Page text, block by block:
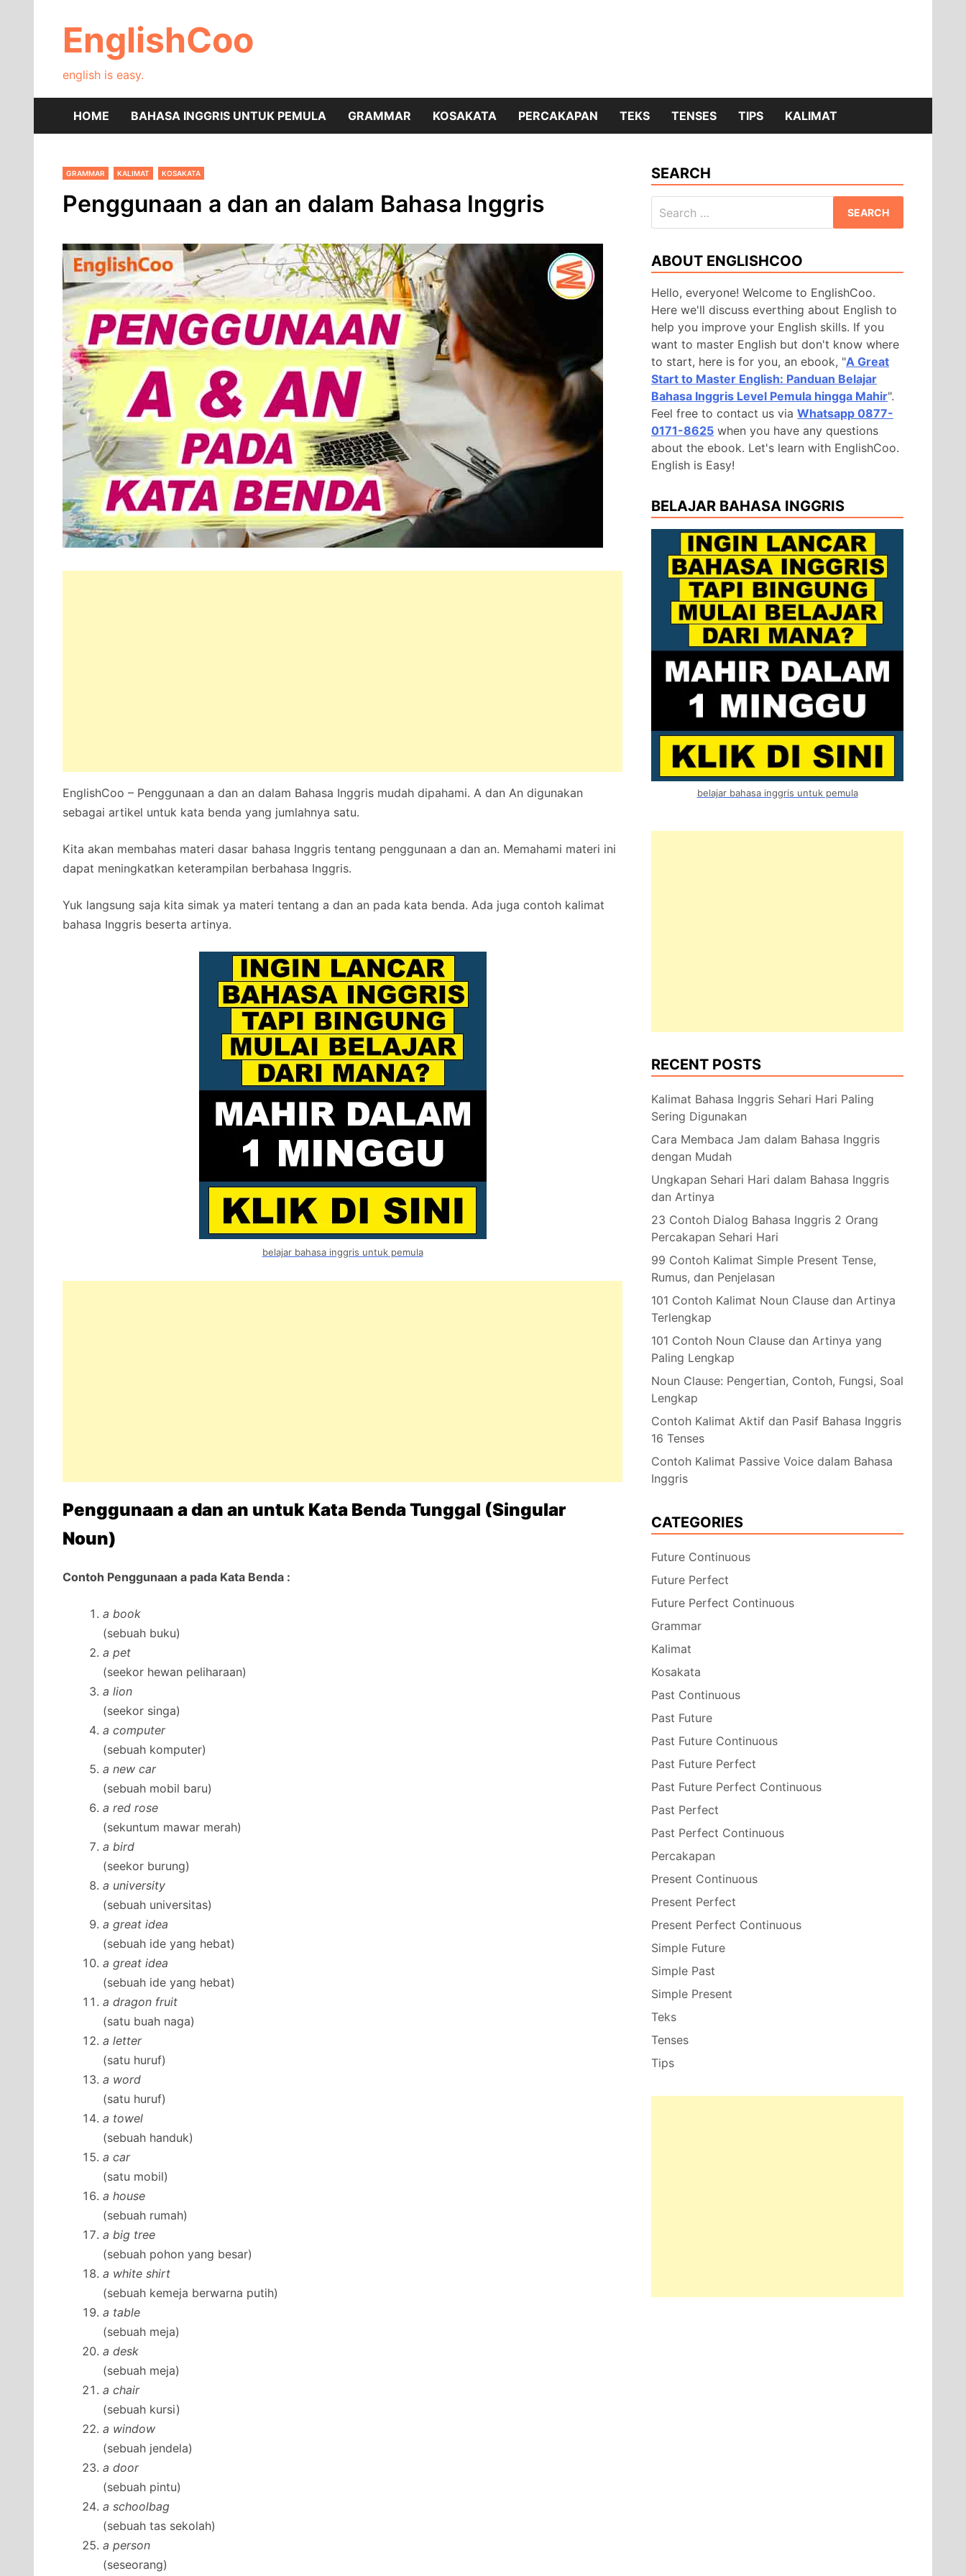
contentEnglishCoo
english is easy.
HOME BAHASA INGGRIS UNTUK PEMULA GRAMMAR KOSAKATA PERCAKAPAN TEKS TENSES TIPS KALIMAT
GRAMMAR KALIMAT KOSAKATA
Penggunaan a dan an dalam Bahasa Inggris
EnglishCoo – Penggunaan a dan an dalam Bahasa Inggris mudah dipahami. A dan An digunakan
sebagai artikel untuk kata benda yang jumlahnya satu.
Kita akan membahas materi dasar bahasa Inggris tentang penggunaan a dan an. Memahami materi ini
dapat meningkatkan keterampilan berbahasa Inggris.
Yuk langsung saja kita simak ya materi tentang a dan an pada kata benda. Ada juga contoh kalimat
bahasa Inggris beserta artinya.
belajar bahasa inggris untuk pemula
Penggunaan a dan an untuk Kata Benda Tunggal (Singular
Noun)
Contoh Penggunaan a pada Kata Benda :
a book
(sebuah buku)
a pet
(seekor hewan peliharaan)
a lion
(seekor singa)
a computer
(sebuah komputer)
a new car
(sebuah mobil baru)
a red rose
(sekuntum mawar merah)
a bird
(seekor burung)
a university
(sebuah universitas)
a great idea
(sebuah ide yang hebat)
a great idea
(sebuah ide yang hebat)
a dragon fruit
(satu buah naga)
a letter
(satu huruf)
a word
(satu huruf)
a towel
(sebuah handuk)
a car
(satu mobil)
a house
(sebuah rumah)
a big tree
(sebuah pohon yang besar)
a white shirt
(sebuah kemeja berwarna putih)
a table
(sebuah meja)
a desk
(sebuah meja)
a chair
(sebuah kursi)
a window
(sebuah jendela)
a door
(sebuah pintu)
a schoolbag
(sebuah tas sekolah)
a person
(seseorang)
SEARCH
for:
ABOUT ENGLISHCOO
Hello, everyone! Welcome to EnglishCoo.
Here we'll discuss everthing about English to
help you improve your English skills. If you
want to master English but don't know where
to start, here is for you, an ebook, "A Great
Start to Master English: Panduan Belajar
Bahasa Inggris Level Pemula hingga Mahir".
Feel free to contact us via Whatsapp 0877-
0171-8625 when you have any questions
about the ebook. Let's learn with EnglishCoo.
English is Easy!
BELAJAR BAHASA INGGRIS
belajar bahasa inggris untuk pemula
RECENT POSTS
Kalimat Bahasa Inggris Sehari Hari Paling
Sering Digunakan
Cara Membaca Jam dalam Bahasa Inggris
dengan Mudah
Ungkapan Sehari Hari dalam Bahasa Inggris
dan Artinya
23 Contoh Dialog Bahasa Inggris 2 Orang
Percakapan Sehari Hari
99 Contoh Kalimat Simple Present Tense,
Rumus, dan Penjelasan
101 Contoh Kalimat Noun Clause dan Artinya
Terlengkap
101 Contoh Noun Clause dan Artinya yang
Paling Lengkap
Noun Clause: Pengertian, Contoh, Fungsi, Soal
Lengkap
Contoh Kalimat Aktif dan Pasif Bahasa Inggris
16 Tenses
Contoh Kalimat Passive Voice dalam Bahasa
Inggris
CATEGORIES
Future Continuous
Future Perfect
Future Perfect Continuous
Grammar
Kalimat
Kosakata
Past Continuous
Past Future
Past Future Continuous
Past Future Perfect
Past Future Perfect Continuous
Past Perfect
Past Perfect Continuous
Percakapan
Present Continuous
Present Perfect
Present Perfect Continuous
Simple Future
Simple Past
Simple Present
Teks
Tenses
Tips